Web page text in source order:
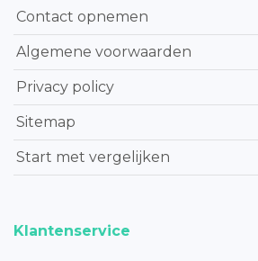
Contact opnemen
Algemene voorwaarden
Privacy policy
Sitemap
Start met vergelijken
Klantenservice